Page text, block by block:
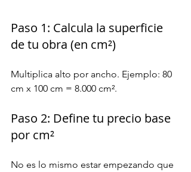
Paso 1: Calcula la superficie
de tu obra (en cm²)
Multiplica alto por ancho. Ejemplo: 80
cm x 100 cm = 8.000 cm².
Paso 2: Define tu precio base
por cm²
No es lo mismo estar empezando que